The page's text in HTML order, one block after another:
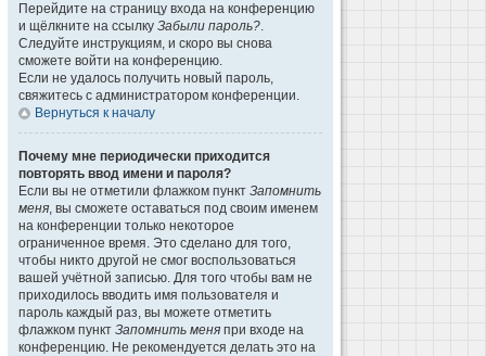
Перейдите на страницу входа на конференцию
и щёлкните на ссылку Забыли пароль?.
Следуйте инструкциям, и скоро вы снова
сможете войти на конференцию.
Если не удалось получить новый пароль,
свяжитесь с администратором конференции.
Вернуться к началу
Почему мне периодически приходится
повторять ввод имени и пароля?
Если вы не отметили флажком пункт Запомнить
меня, вы сможете оставаться под своим именем
на конференции только некоторое
ограниченное время. Это сделано для того,
чтобы никто другой не смог воспользоваться
вашей учётной записью. Для того чтобы вам не
приходилось вводить имя пользователя и
пароль каждый раз, вы можете отметить
флажком пункт Запомнить меня при входе на
конференцию. Не рекомендуется делать это на